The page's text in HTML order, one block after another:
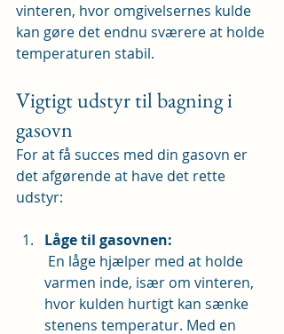
vinteren, hvor omgivelsernes kulde
kan gøre det endnu sværere at holde
temperaturen stabil.
Vigtigt udstyr til bagning i
gasovn
For at få succes med din gasovn er
det afgørende at have det rette
udstyr:
Låge til gasovnen:
varmen inde, især om vinteren,
hvor kulden hurtigt kan sænke
stenens temperatur. Med en